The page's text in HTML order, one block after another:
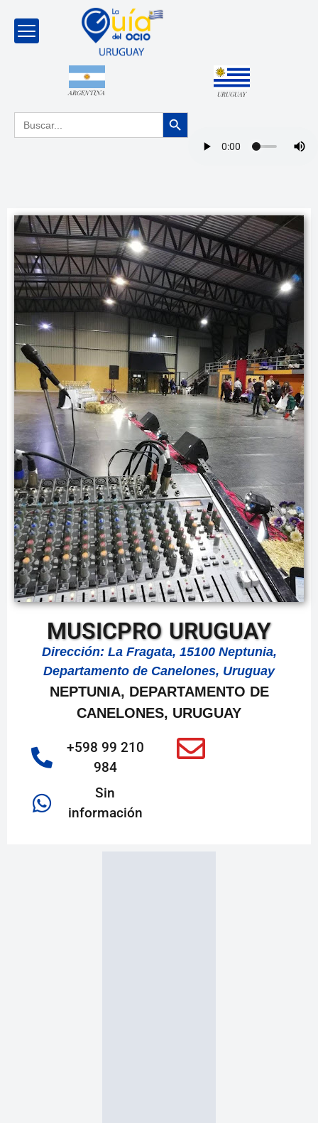
ARGENTINA URUGUAY
Buscar: Botón de búsqueda
MUSICPRO URUGUAY
Dirección: La Fragata, 15100 Neptunia,
Departamento de Canelones, Uruguay
NEPTUNIA, DEPARTAMENTO DE
CANELONES, URUGUAY
+598 99 210
984
Sin
información